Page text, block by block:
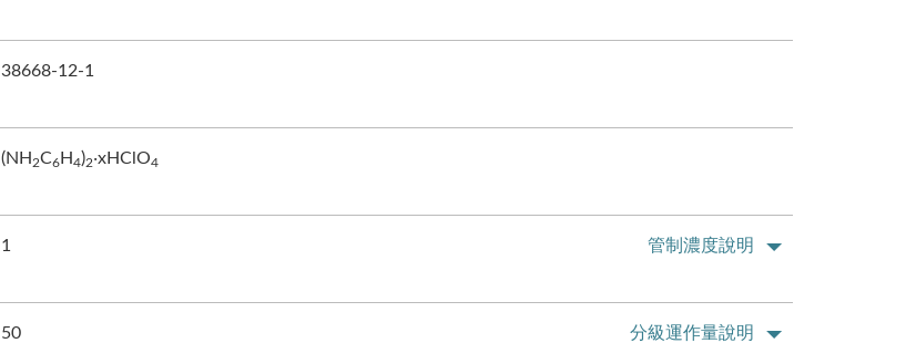
38668-12-1
(NH 2C6 H4)2‧xHClO4
1 管制濃度說明
50 分級運作量說明